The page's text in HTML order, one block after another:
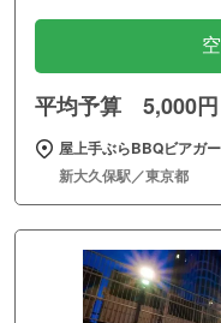
平均予算 5,000円
屋上手ぶらBBQビアガ
新大久保駅／東京都